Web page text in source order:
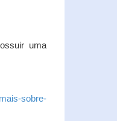
uma
sobre-